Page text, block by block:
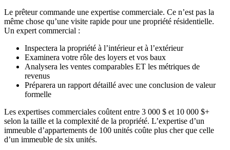
Le prêteur commande une expertise commerciale. Ce n’est pas la
même chose qu’une visite rapide pour une propriété résidentielle.
Un expert commercial :
Inspectera la propriété à l’intérieur et à l’extérieur
Examinera votre rôle des loyers et vos baux
Analysera les ventes comparables ET les métriques de
revenus
Préparera un rapport détaillé avec une conclusion de valeur
formelle
Les expertises commerciales coûtent entre 3 000 $ et 10 000 $+
selon la taille et la complexité de la propriété. L’expertise d’un
immeuble d’appartements de 100 unités coûte plus cher que celle
d’un immeuble de six unités.